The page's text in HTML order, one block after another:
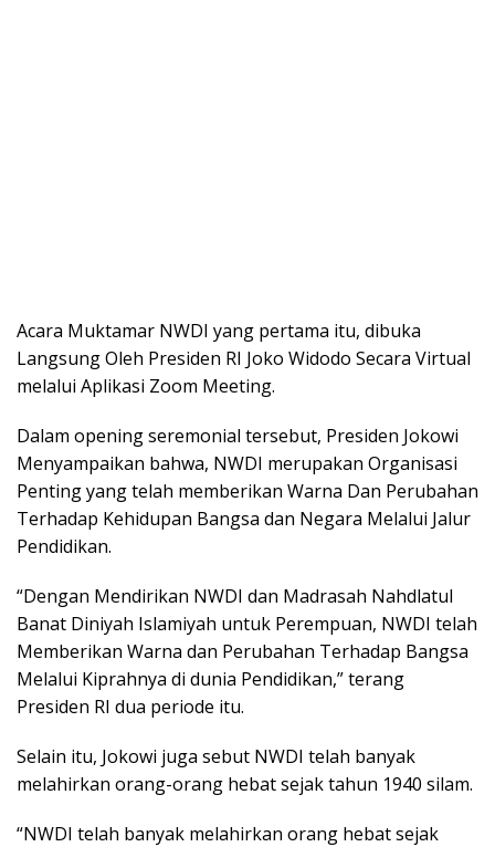
Acara Muktamar NWDI yang pertama itu, dibuka
Langsung Oleh Presiden RI Joko Widodo Secara Virtual
melalui Aplikasi Zoom Meeting.
Dalam opening seremonial tersebut, Presiden Jokowi
Menyampaikan bahwa, NWDI merupakan Organisasi
Penting yang telah memberikan Warna Dan Perubahan
Terhadap Kehidupan Bangsa dan Negara Melalui Jalur
Pendidikan.
“Dengan Mendirikan NWDI dan Madrasah Nahdlatul
Banat Diniyah Islamiyah untuk Perempuan, NWDI telah
Memberikan Warna dan Perubahan Terhadap Bangsa
Melalui Kiprahnya di dunia Pendidikan,” terang
Presiden RI dua periode itu.
Selain itu, Jokowi juga sebut NWDI telah banyak
melahirkan orang-orang hebat sejak tahun 1940 silam.
“NWDI telah banyak melahirkan orang hebat sejak